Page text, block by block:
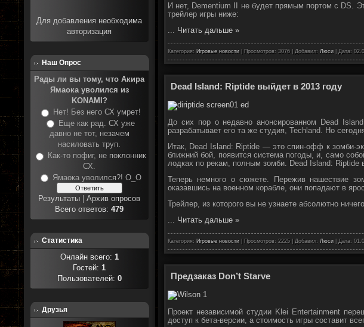
Для добавления необходима
авторизация
Наш Опрос
Рады ли вы тому, что Акира
Ямаока уволился из
KONAMI?
Нет! Без него СХ умрет!
Еще как рад. СХ уже
давно не тот, незачем
насиловать труп.
Как-то пофиг, не поклонник
СХ.
Ямаока уволился?! О_О
Результаты |Архив опросов
Всего ответов:479
Статистика
Онлайн всего: 1
Гостей:1
Пользователей: 0
Друзья
И нет, Dementium II не будет прямым портом с DS.
трейлер игры ниже:
Читать дальше »
Категория: Игровые новости| Просмотров: 3076 | Добавил: Люси| Дата:
Dead Island: Riptide выйдет в 2013 году
До сих пор о недавно анонсированном Dead
разрабатывает его та же студия, Techland. Но
Итак, Dead Island: Riptide — это спин-офф к зомби-
ближний бой, появится система погоды, и, само
лодках по рекам, полным зомби. Dead Island: Riptide
Теперь немного о сюжете. Пережив нашествие
оказавшись на военном корабле, они попадают в
Трейлер, из которого вы не узнаете абсолютно
Читать дальше »
Категория: Игровые новости| Просмотров: 2225 | Добавил: Люси| Дата:
Предзаказ Don’t Starve
Проект независимой студии Klei Entertainment
доступ к бета-версии, а стоимость игры составит